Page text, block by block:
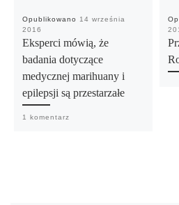
Opublikowano
14 września
2016
Eksperci mówią, że
badania dotyczące
medycznej marihuany i
epilepsji są przestarzałe
1 komentarz